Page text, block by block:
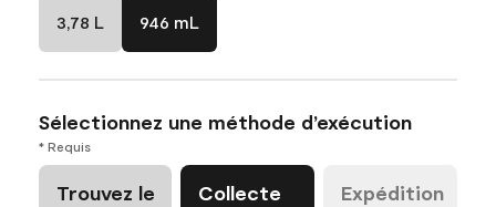
3,78 L 946 mL
Sélectionnez une méthode d’exécution
* Requis
Trouvez le
Collecte
Expédition